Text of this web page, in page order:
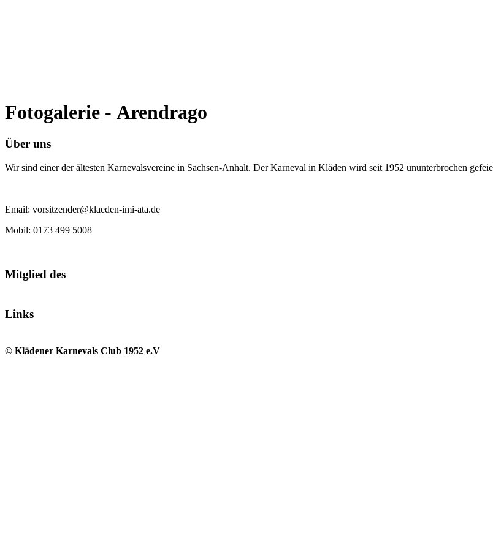
Fotogalerie - Arendrago
Über uns
Wir sind einer der ältesten Karnevalsvereine in Sachsen-Anhalt. Der Karneval in Kläden wird seit 1952 ununterbrochen
Email: vorsitzender@klaeden-imi-ata.de
Mobil: 0173 499 5008
Mitglied des
Links
© Klädener Karnevals Club 1952 e.V